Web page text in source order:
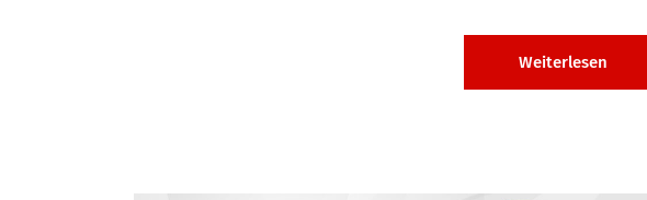
Weiterlesen